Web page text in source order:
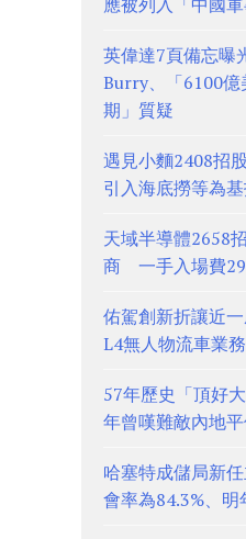
英偉達7頁備忘
Burry、「6100億
期」質疑
遇見小麵2408招
引入海底撈等為
天域半導體2658
商 一手入場費
佑駕創新折讓近
L4無人物流車業
57年歷史「頂好
年曾嘆難敵內地
哈塞特成儲局新
會率為84.3%、